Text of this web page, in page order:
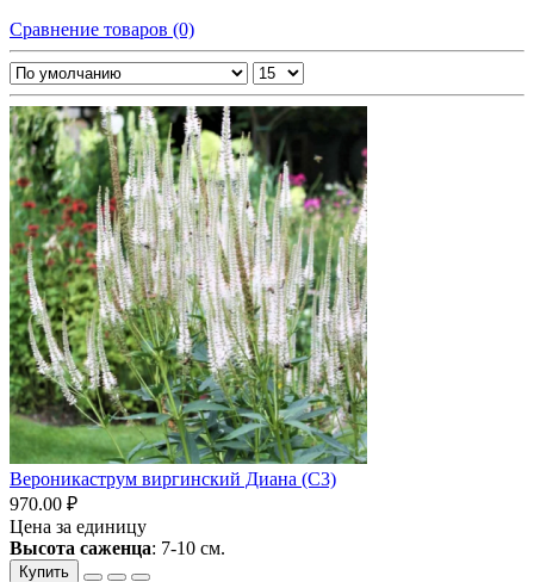
Сравнение товаров (0)
Вероникаструм виргинский Диана (С3)
970.00 ₽
Цена за единицу
Высота саженца: 7-10 см.
Купить